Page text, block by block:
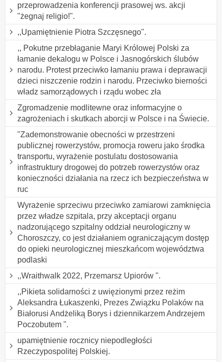
przeprowadzenia konferencji prasowej ws. akcji
"żegnaj religio!".
,,Upamiętnienie Piotra Szczęsnego".
,, Pokutne przebłaganie Maryi Królowej Polski za
łamanie dekalogu w Polsce i Jasnogórskich ślubów
narodu. Protest przeciwko łamaniu prawa i deprawacji
dzieci niszczenie rodzin i narodu. Przeciwko bierności
władz samorządowych i rządu wobec zła
Zgromadzenie modlitewne oraz informacyjne o
zagrożeniach i skutkach aborcji w Polsce i na Świecie.
"Zademonstrowanie obecności w przestrzeni
publicznej rowerzystów, promocja roweru jako środka
transportu, wyrażenie postulatu dostosowania
infrastruktury drogowej do potrzeb rowerzystów oraz
konieczności działania na rzecz ich bezpieczeństwa w
ruc
Wyrażenie sprzeciwu przeciwko zamiarowi zamknięcia
przez władze szpitala, przy akceptacji organu
nadzorującego szpitalny oddział neurologiczny w
Choroszczy, co jest działaniem ograniczającym dostęp
do opieki neurologicznej mieszkańcom województwa
podlaski
,,Wraithwalk 2022, Przemarsz Upiorów ".
,,Pikieta solidarności z uwięzionymi przez reżim
Aleksandra Łukaszenki, Prezes Związku Polaków na
Białorusi Andżeliką Borys i dziennikarzem Andrzejem
Poczobutem ".
upamiętnienie rocznicy niepodległości
Rzeczypospolitej Polskiej.